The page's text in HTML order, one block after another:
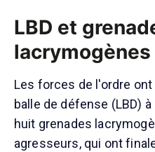
LBD et
lacrymogènes
Les forces de l'ordre
balle de défense (LBD)
huit grenades
agresseurs, qui ont